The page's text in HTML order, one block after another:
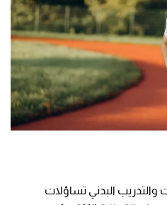
والتدريب البدني تساؤلات